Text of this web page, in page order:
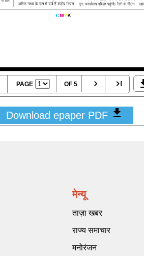
PAGE OF 5
Download epaper PDF
मेन्यू
ताज़ा खबर
राज्य समाचार
मनोरंजन